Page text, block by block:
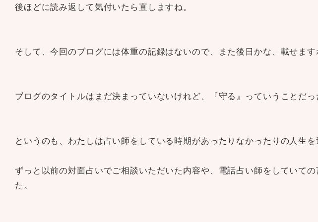
後ほどに読み返して気付いたら直しますね。
そして、今回のブログには体重の記録はないので、また後日かな、載せます
ブログのタイトルはまだ決まっていないけれど、『守る』っていうことだっ
というのも、わたしは占い師をしている時期があったりなかったりの人生を
ずっと以前の対面占いでご相談いただいた内容や、電話占い師をしていて
た。